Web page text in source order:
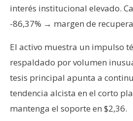
N
o
a
s
d
e
P
r
interés institucional elevado.
-86,37% → margen de
El activo muestra un impulso
respaldado por volumen
tesis principal apunta a
tendencia alcista en el corto
mantenga el soporte en $2,36.